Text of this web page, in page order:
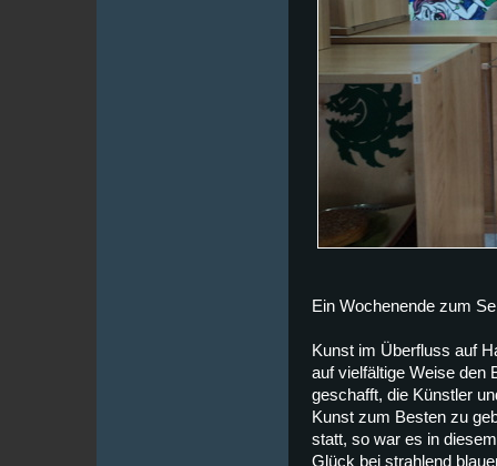
Ein Wochenende zum
Kunst im Überfluss auf
auf vielfältige Weise den
geschafft, die Künstler
Kunst zum Besten zu
statt, so war es in
Glück bei strahlend